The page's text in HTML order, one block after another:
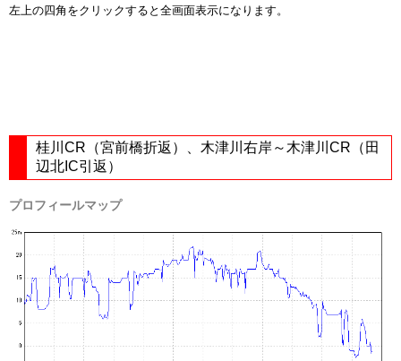
左上の四角をクリックすると全画面表示になります。
桂川CR（宮前橋折返）、木津川右岸～木津川CR（田
辺北IC引返）
プロフィールマップ